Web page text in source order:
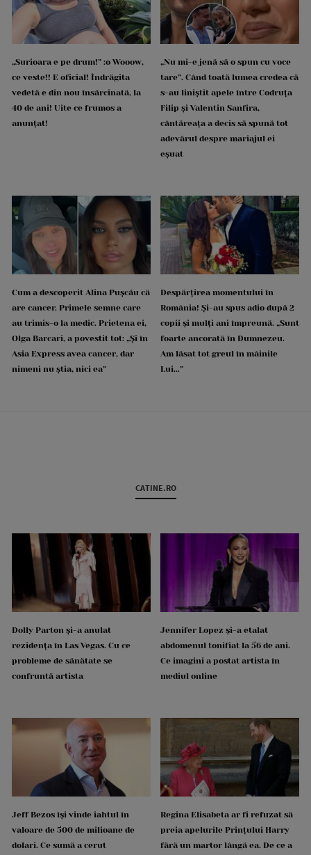
„Surioara e pe drum!” :o Wooow,
ce veste!! E oficial! Îndrăgita
vedetă e din nou însărcinată, la
40 de ani! Uite ce frumos a
anunțat!
„Nu mi-e jenă să o spun cu voce
tare”. Când toată lumea credea că
s-au liniștit apele între Codruța
Filip și Valentin Sanfira,
cântăreața a decis să spună tot
adevărul despre mariajul ei
eșuat
Cum a descoperit Alina Pușcău că
are cancer. Primele semne care
au trimis-o la medic. Prietena ei,
Olga Barcari, a povestit tot: „Și în
Asia Express avea cancer, dar
nimeni nu știa, nici ea”
Despărțirea momentului în
România! Și-au spus adio după 2
copii și mulți ani împreună. „Sunt
foarte ancorată în Dumnezeu.
Am lăsat tot greul în mâinile
Lui...”
CATINE.RO
Dolly Parton și-a anulat
rezidența în Las Vegas. Cu ce
probleme de sănătate se
confruntă artista
Jennifer Lopez și-a etalat
abdomenul tonifiat la 56 de ani.
Ce imagini a postat artista în
mediul online
Jeff Bezos își vinde iahtul în
valoare de 500 de milioane de
dolari. Ce sumă a cerut
Regina Elisabeta ar fi refuzat să
preia apelurile Prințului Harry
fără un martor lângă ea. De ce a